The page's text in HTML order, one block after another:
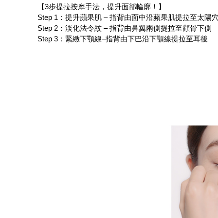
【3步提拉按摩手法，提升面部輪廓！】
Step 1：提升蘋果肌 – 指背由面中沿蘋果肌提拉至太陽
Step 2：淡化法令紋 – 指背由鼻翼兩側提拉至顴骨下側
Step 3：緊緻下顎線–指背由下巴沿下顎線提拉至耳後